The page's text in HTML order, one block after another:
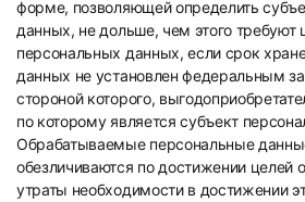
форме, позволяющей определить
данных, не дольше, чем этого требуют
персональных данных, если срок
данных не установлен федеральным
стороной которого,
по которому является субъект
Обрабатываемые персональные
обезличиваются по достижении целей
утраты необходимости в достижении